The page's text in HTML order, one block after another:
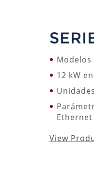
Modelos
12 kW
Ethernet
View